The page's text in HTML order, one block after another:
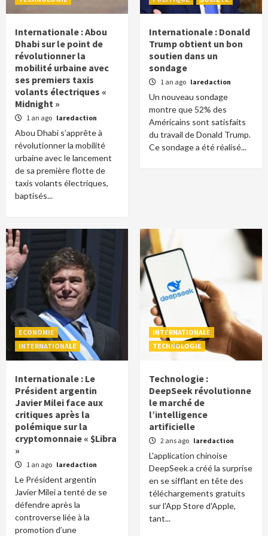
Internationale : Abou
Dhabi sur le point de
révolutionner la
mobilité urbaine avec
ses premiers taxis
volants électriques «
Midnight »
1 an ago laredaction
Abou Dhabi s’apprête à
révolutionner la mobilité
urbaine avec le lancement
de sa première flotte de
taxis volants électriques,
baptisés...
Internationale : Donald
Trump obtient un bon
soutien dans un
sondage
1 an ago laredaction
Un nouveau sondage
montre que 52% des
Américains sont satisfaits
du travail de Donald Trump.
Ce sondage a été réalisé...
ECONOMIE
INTERNATIONALE
Internationale : Le
Président argentin
Javier Milei face aux
critiques après la
polémique sur la
cryptomonnaie « $Libra
»
1 an ago laredaction
Le Président argentin
Javier Milei a tenté de se
défendre après la
controverse liée à la
promotion d’une
INTERNATIONALE
TECHNOLOGIE
Technologie :
DeepSeek révolutionne
le marché de
l’intelligence
artificielle
2 ans ago laredaction
L'application chinoise
DeepSeek a créé la surprise
en se sifflant en tête des
téléchargements gratuits
sur l'App Store d'Apple,
tant...